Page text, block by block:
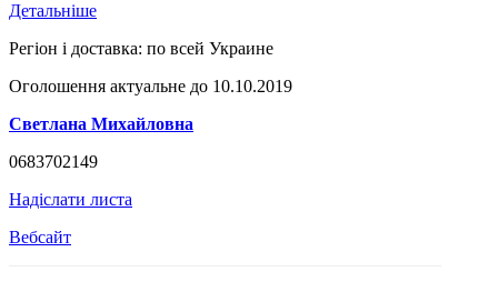
Детальніше
Регіон і доставка: по всей Украине
Оголошення актуальне до 10.10.2019
Светлана Михайловна
0683702149
Надіслати листа
Вебсайт